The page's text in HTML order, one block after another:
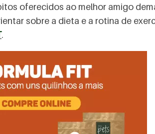
oferecidos ao melhor amigo
sobre a dieta e a rotina de
.